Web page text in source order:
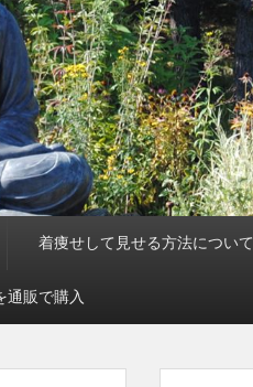
着痩せして見せる方法について
通販で購入